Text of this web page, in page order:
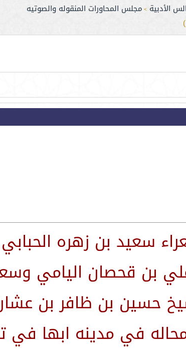
الأدبية > مجلس المحاورات المنقوله والصوتيه
سعيد بن زهره
بن قحصان اليامي
حسين بن ظافر بن عشان
في مدينه ابها في تاريخ 8/8/